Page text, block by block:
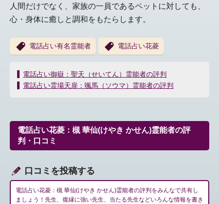
人間だけでなく、家族の一員であるペットに対しても、
心・身体に癒しと調和をもたらします。
電話占い有名霊能者 電話占い花菱
投
稿
ー
シ
ョ
電話占い御嶽：聖天（せいてん）霊能者の評判
電話占い霊場天扉：颯馬（ソウマ）霊能者の評判
電話占い花菱：槻 華仙(けやき かせん)霊能者の評
判・口コミ
口コミを投稿する
電話占い花菱：槻 華仙(けやき かせん)霊能者の評判をみんなで共有し
ましょう！先生、復縁に強い先生、当たる先生などいろんな情報を書き